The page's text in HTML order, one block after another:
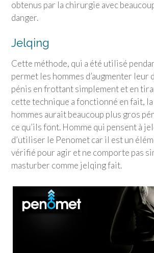
obtenus par la chirurgie avec
danger.
Jelqing
Cette méthode, qui a été utilisé
permet les hommes d’augmenter leur
pénis en frottant simplement et en
cette technique a fonctionné en fait,
hommes aurait beaucoup plus gros
ce qu’ils font. Homme qui pensent à
d’utiliser le Penomet car il est un
vérifié pour agir et ne comporte pas
masturber comme jelqing fait.